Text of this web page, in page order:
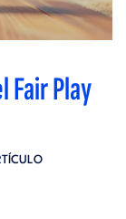
Fair Play